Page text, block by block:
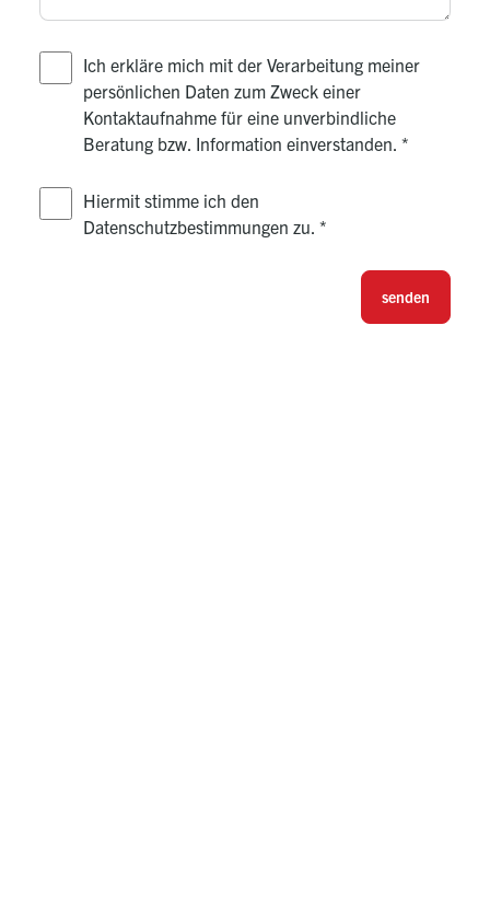
Ich erkläre mich mit der Verarbeitung meiner
persönlichen Daten zum Zweck einer
Kontaktaufnahme für eine unverbindliche
Beratung bzw. Information einverstanden. *
Hiermit stimme ich den
Datenschutzbestimmungen zu. *
senden